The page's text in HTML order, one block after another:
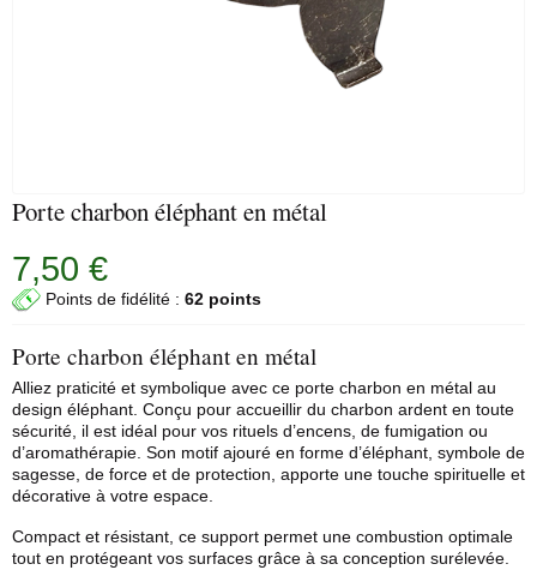
Porte charbon éléphant en métal
7,50 €
Points de fidélité : 62 points
Porte charbon éléphant en métal
Alliez praticité et symbolique avec ce porte charbon en métal au
design éléphant. Conçu pour accueillir du charbon ardent en toute
sécurité, il est idéal pour vos rituels d’encens, de fumigation ou
d’aromathérapie. Son motif ajouré en forme d’éléphant, symbole de
sagesse, de force et de protection, apporte une touche spirituelle et
décorative à votre espace.
Compact et résistant, ce support permet une combustion optimale
tout en protégeant vos surfaces grâce à sa conception surélevée.